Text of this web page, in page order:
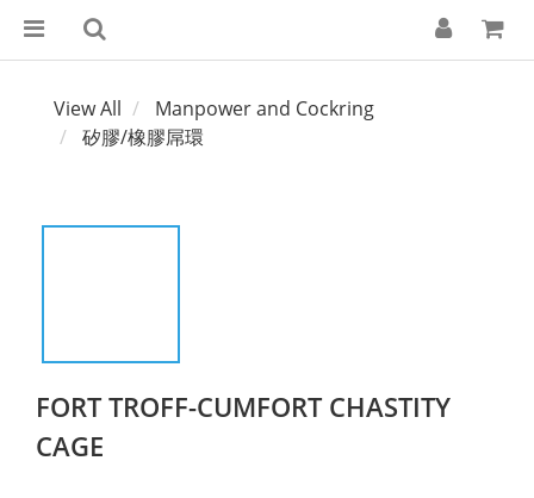
View All
Manpower and Cockring
矽膠/橡膠屌環
FORT TROFF-CUMFORT CHASTITY
CAGE